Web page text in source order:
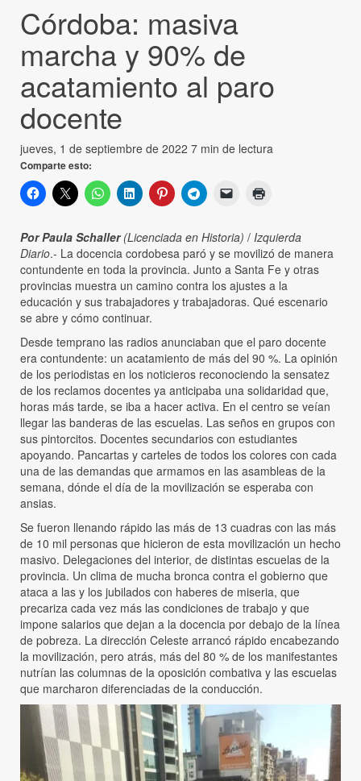
Córdoba: masiva
marcha y 90% de
acatamiento al paro
docente
jueves, 1 de septiembre de 2022 7 min de lectura
Comparte esto:
Por Paula Schaller(Licenciada en Historia) / Izquierda
Diario.- La docencia cordobesa paró y se movilizó de manera
contundente en toda la provincia. Junto a Santa Fe y otras
provincias muestra un camino contra los ajustes a la
educación y sus trabajadores y trabajadoras. Qué escenario
se abre y cómo continuar.
Desde temprano las radios anunciaban que el paro docente
era contundente: un acatamiento de más del 90 %. La opinión
de los periodistas en los noticieros reconociendo la sensatez
de los reclamos docentes ya anticipaba una solidaridad que,
horas más tarde, se iba a hacer activa. En el centro se veían
llegar las banderas de las escuelas. Las seños en grupos con
sus pintorcitos. Docentes secundarios con estudiantes
apoyando. Pancartas y carteles de todos los colores con cada
una de las demandas que armamos en las asambleas de la
semana, dónde el día de la movilización se esperaba con
ansias.
Se fueron llenando rápido las más de 13 cuadras con las más
de 10 mil personas que hicieron de esta movilización un hecho
masivo. Delegaciones del interior, de distintas escuelas de la
provincia. Un clima de mucha bronca contra el gobierno que
ataca a las y los jubilados con haberes de miseria, que
precariza cada vez más las condiciones de trabajo y que
impone salarios que dejan a la docencia por debajo de la línea
de pobreza. La dirección Celeste arrancó rápido encabezando
la movilización, pero atrás, más del 80 % de los manifestantes
nutrían las columnas de la oposición combativa y las escuelas
que marcharon diferenciadas de la conducción.